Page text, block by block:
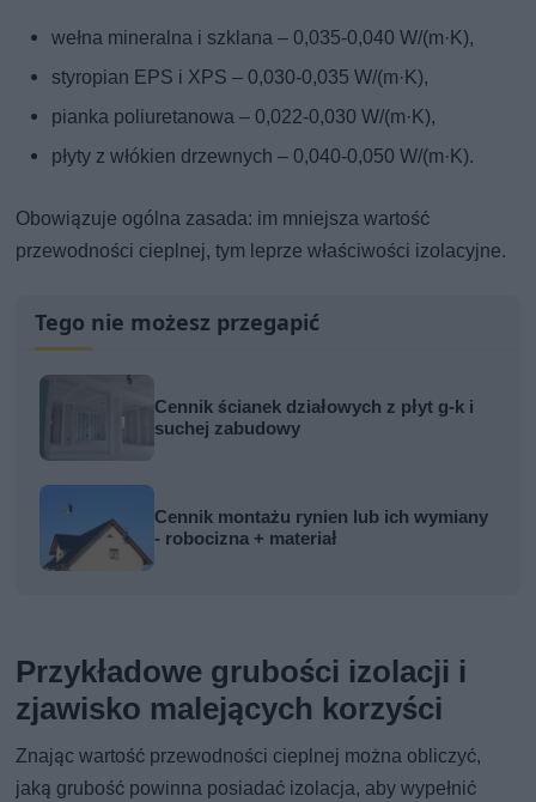
wełna mineralna i szklana – 0,035-0,040 W/(m·K),
styropian EPS i XPS – 0,030-0,035 W/(m·K),
pianka poliuretanowa – 0,022-0,030 W/(m·K),
płyty z włókien drzewnych – 0,040-0,050 W/(m·K).
Obowiązuje ogólna zasada: im mniejsza wartość
przewodności cieplnej, tym leprze właściwości izolacyjne.
Tego nie możesz przegapić
Cennik ścianek działowych z płyt g-k i
suchej zabudowy
Cennik montażu rynien lub ich wymiany
- robocizna + materiał
Przykładowe grubości izolacji i
zjawisko malejących korzyści
Znając wartość przewodności cieplnej można obliczyć,
jaką grubość powinna posiadać izolacja, aby wypełnić